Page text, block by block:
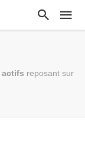
actifs reposant sur